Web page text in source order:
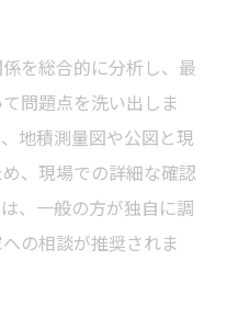
を総合的に分析し、最
問題点を洗い出しま
地積測量図や公図と現
、現場での詳細な確認
、一般の方が独自に調
の相談が推奨されま